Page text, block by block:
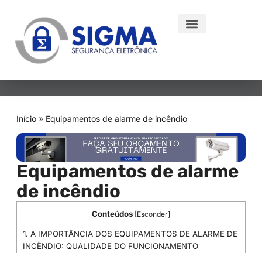
Início » Equipamentos de alarme de incêndio
Equipamentos de alarme
de incêndio
Conteúdos [Esconder]
1. A IMPORTÂNCIA DOS EQUIPAMENTOS DE ALARME DE
INCÊNDIO: QUALIDADE DO FUNCIONAMENTO